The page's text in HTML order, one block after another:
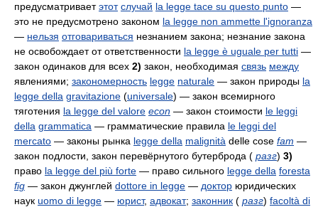
предусматриваетэтот случай la legge tace su questo punto —
это не предусмотрено законом la legge non ammette l'ignoranza
— нельзя отговариваться незнанием закона; незнание закона
не освобождает от ответственности la legge è uguale per tutti —
закон одинаков для всех 2) закон, необходимая связь между
явлениями; закономерность legge naturale — закон природы la
legge della gravitazione (universale) — закон всемирного
тяготения la legge del valore econ — закон стоимости le leggi
della grammatica — грамматические правила le leggi del
mercato — законы рынка legge della malignità delle cose fam —
закон подлости, закон перевёрнутого бутерброда ( разг) 3)
право la legge del più forte — право сильного legge della foresta
fig — закон джунглей dottore in legge — доктор юридических
наук uomo di legge — юрист, адвокат; законник ( разг) facoltà di